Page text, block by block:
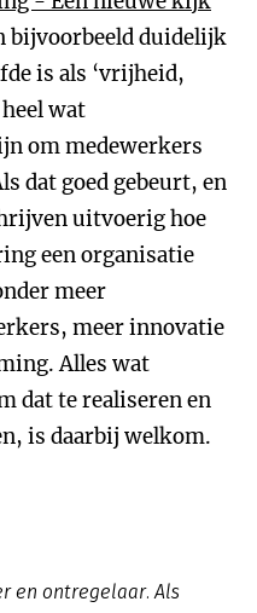
bijvoorbeeld duidelijk
is als ‘vrijheid,
wat
om medewerkers
dat goed gebeurt, en
uitvoerig hoe
een organisatie
meer
meer innovatie
Alles wat
dat te realiseren en
is daarbij welkom.
en ontregelaar. Als